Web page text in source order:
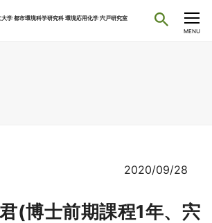
CLOSE
MENU
2020/09/28
(博士前期課程1年、宍
大学 都市環境科学研究科 環境応用化学 宍戸研究室